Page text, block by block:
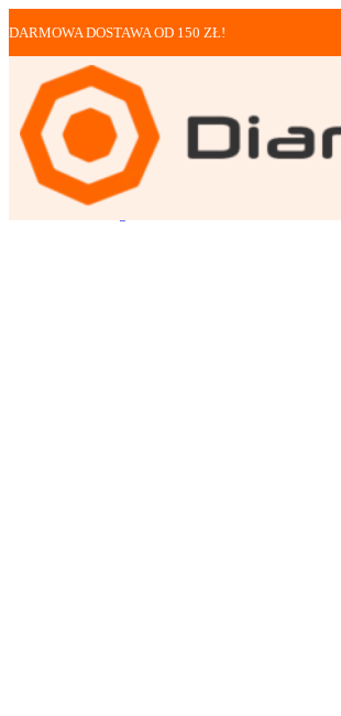
DARMOWA DOSTAWA OD 150 ZŁ!